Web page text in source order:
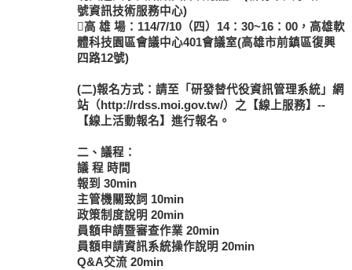
號資訊技術服務中心)
高 雄 場：114/7/10（四）14：30~16：00，高雄軟
體科技園區會議中心401會議室(高雄市前鎮區復興
四路12號)
(二)報名方式：請至「研發替代役資訊管理系統」網
站（http://rdss.moi.gov.tw/）之【線上服務】--
【線上活動報名】進行報名。
二、議程：
議 程 時間
報到 30min
主管機關致詞 10min
政策制度說明 20min
員額申請暨審查作業 20min
員額申請資訊系統操作說明 20min
Q&A交流 20min